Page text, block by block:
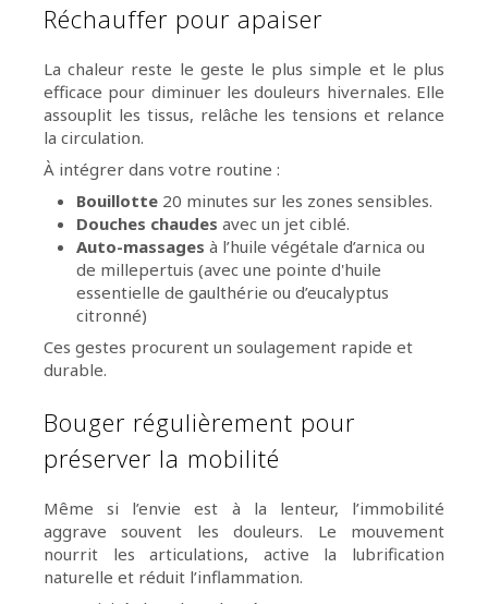
Réchauffer pour apaiser
La chaleur reste le geste le plus simple et le plus
efficace pour diminuer les douleurs hivernales. Elle
assouplit les tissus, relâche les tensions et relance
la circulation.
À intégrer dans votre routine :
Bouillotte 20 minutes sur les zones sensibles.
Douches chaudes avec un jet ciblé.
Auto-massages à l’huile végétale d’arnica ou
de millepertuis (avec une pointe d'huile
essentielle de gaulthérie ou d’eucalyptus
citronné)
Ces gestes procurent un soulagement rapide et
durable.
Bouger régulièrement pour
préserver la mobilité
Même si l’envie est à la lenteur, l’immobilité
aggrave souvent les douleurs. Le mouvement
nourrit les articulations, active la lubrification
naturelle et réduit l’inflammation.